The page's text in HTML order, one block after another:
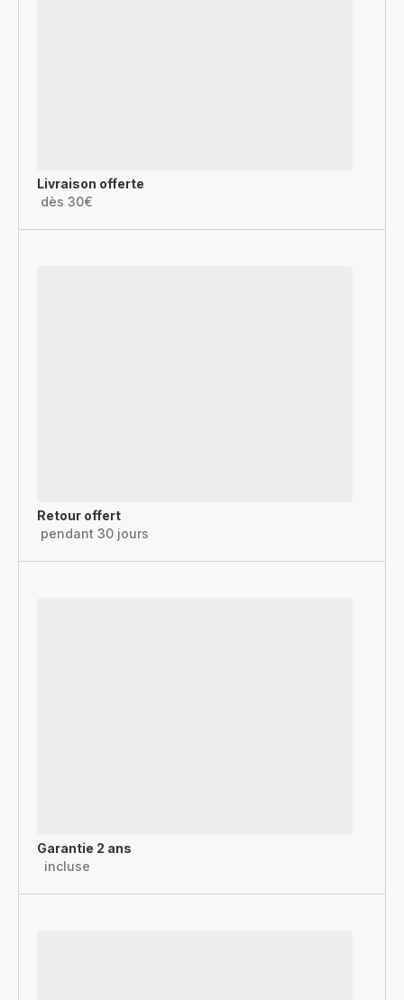
Livraison offerte
dès 30€
Retour offert
pendant 30 jours
Garantie 2 ans
incluse